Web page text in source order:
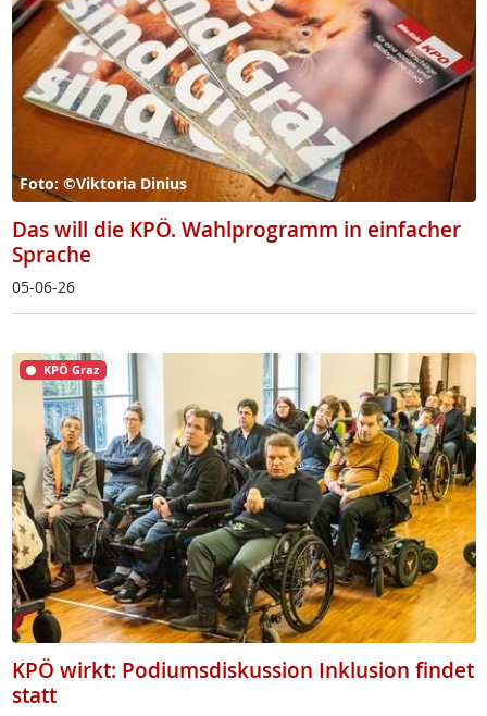
Foto: ©Viktoria Dinius
Das will die KPÖ. Wahlprogramm in einfacher
Sprache
05-06-26
KPÖ Graz
KPÖ wirkt: Podiumsdiskussion Inklusion findet
statt